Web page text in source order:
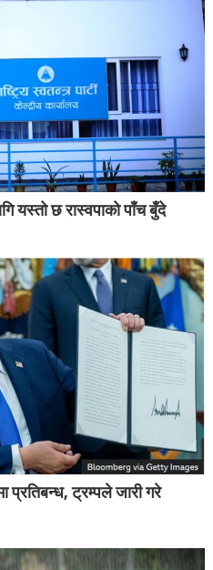
यस्तो छ रास्वपाको पाँच बुँदे
प्रतिबन्ध, ट्रम्पले जारी गरे